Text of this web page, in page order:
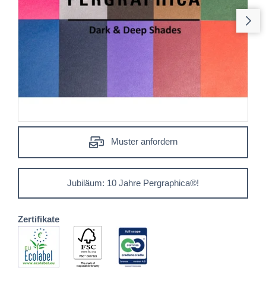
Muster anfordern
Jubiläum: 10 Jahre Pergraphica®!
Zertifikate